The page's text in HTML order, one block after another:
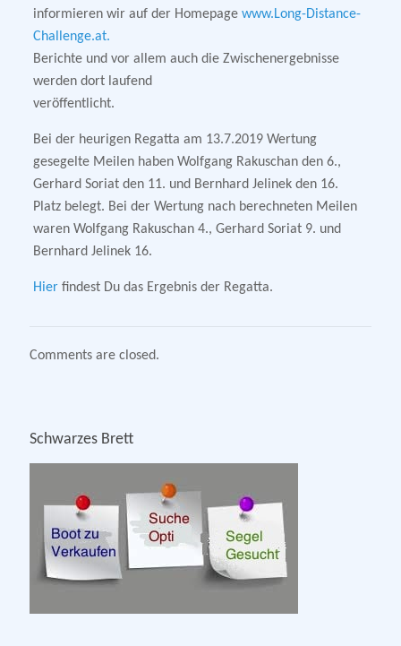
informieren wir auf der Homepage www.Long-Distance-
Challenge.at.
Berichte und vor allem auch die Zwischenergebnisse
werden dort laufend
veröffentlicht.
Bei der heurigen Regatta am 13.7.2019 Wertung
gesegelte Meilen haben Wolfgang Rakuschan den 6.,
Gerhard Soriat den 11. und Bernhard Jelinek den 16.
Platz belegt. Bei der Wertung nach berechneten Meilen
waren Wolfgang Rakuschan 4., Gerhard Soriat 9. und
Bernhard Jelinek 16.
Hierfindest Du das Ergebnis der Regatta.
Comments are closed.
Schwarzes Brett